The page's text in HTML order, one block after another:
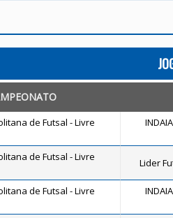
de Futsal - Livre
de Futsal - Livre
Lider
de Futsal - Livre